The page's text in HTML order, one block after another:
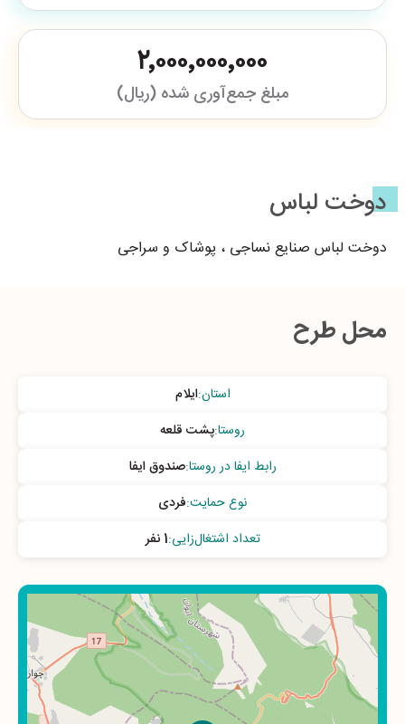
۲٬۰۰۰٬۰۰۰٬۰۰۰
مبلغ جمع‌آوری شده (ریال)
دوخت لباس
دوخت لباس صنایع نساجی ، پوشاک و سراجی
محل طرح
استان:ایلام
روستا:پشت قلعه
رابط ایفا در روستا:صندوق ایفا
نوع حمایت:فردی
تعداد اشتغال‌زایی:1 نفر